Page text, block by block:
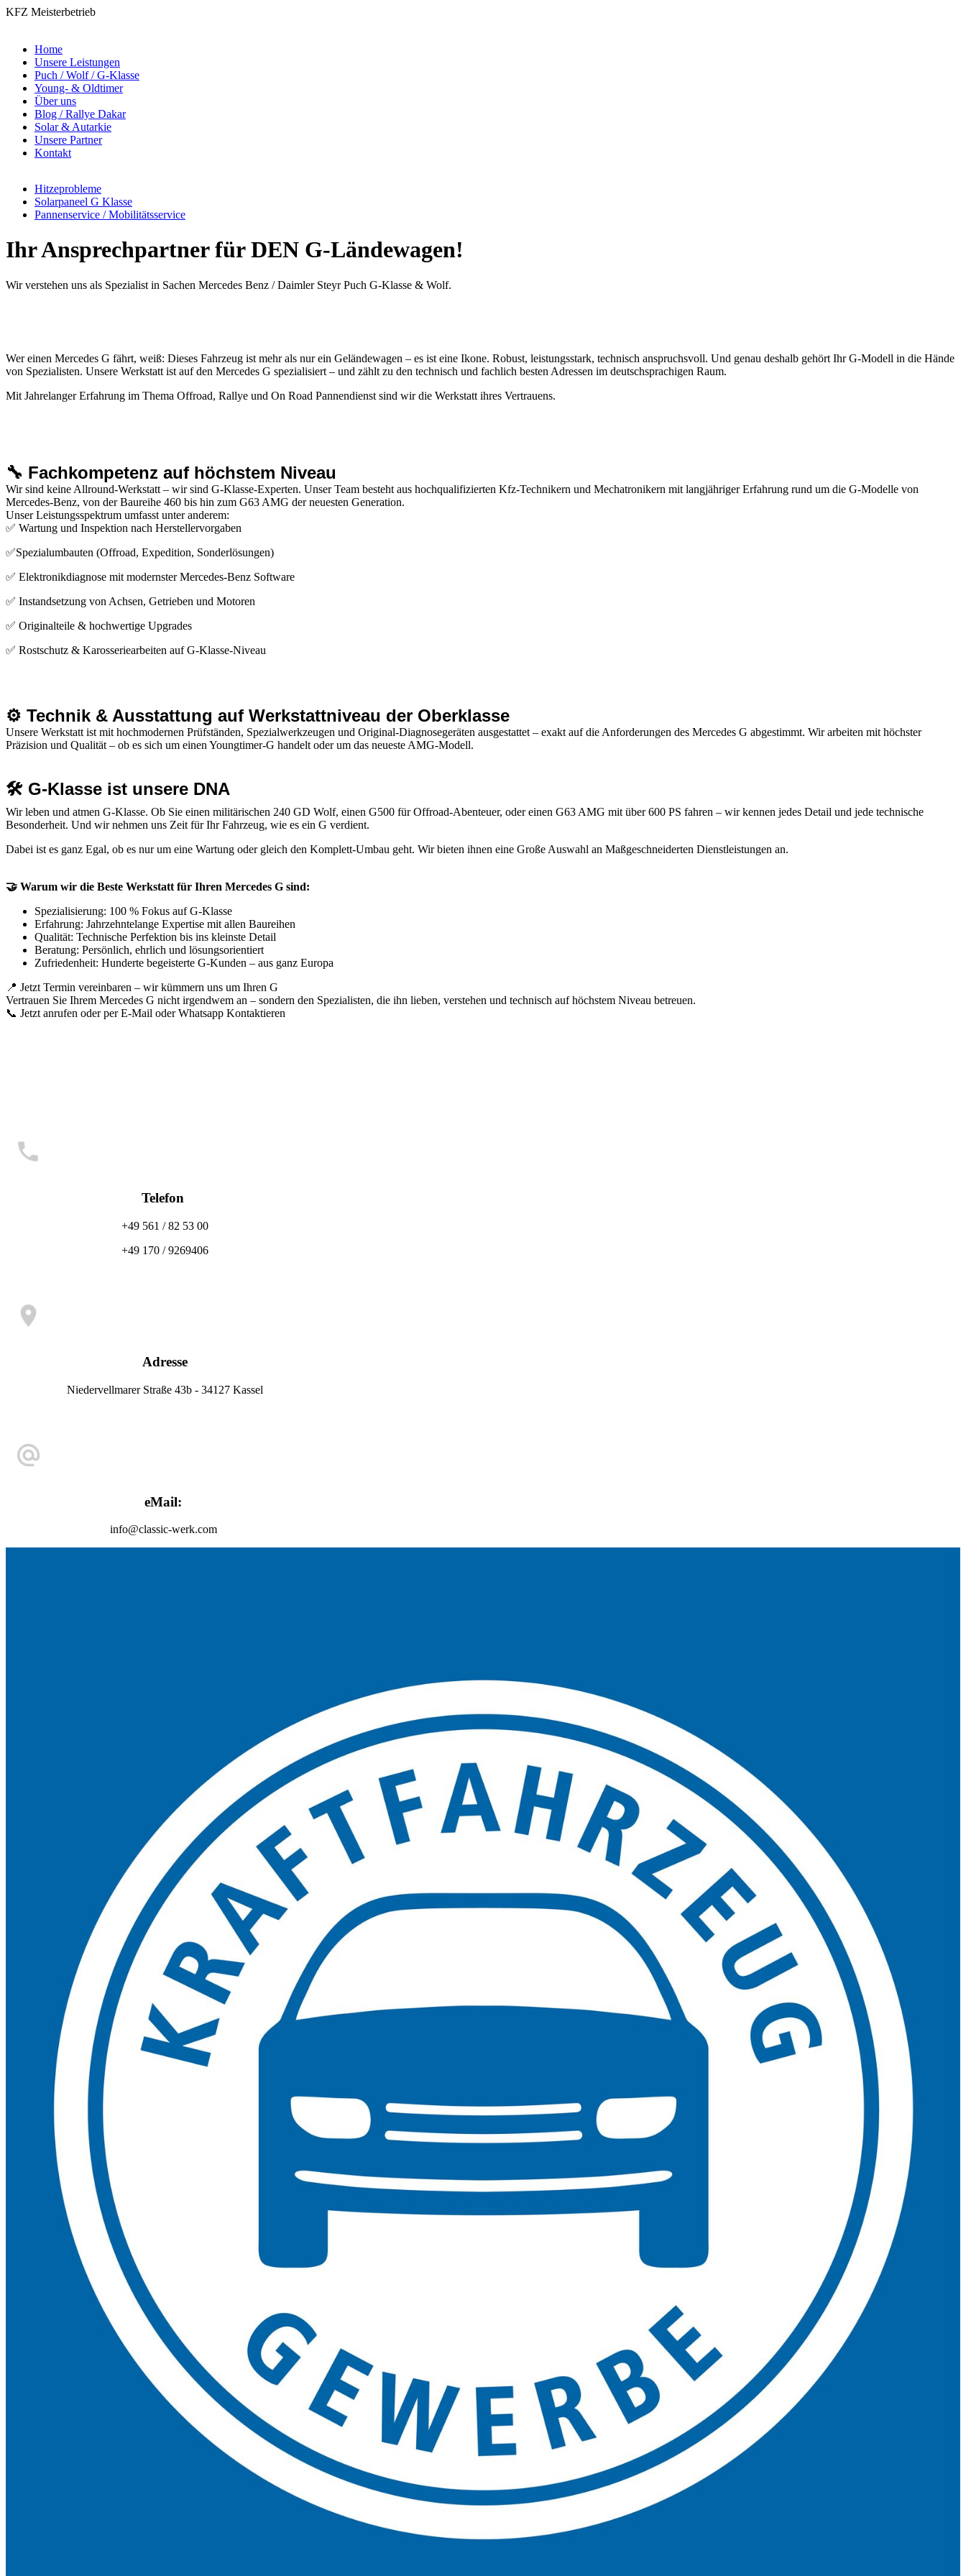
KFZ Meisterbetrieb
Home
Unsere Leistungen
Puch / Wolf / G-Klasse
Young- & Oldtimer
Über uns
Blog / Rallye Dakar
Solar & Autarkie
Unsere Partner
Kontakt
Hitzeprobleme
Solarpaneel G Klasse
Pannenservice / Mobilitätsservice
Ihr Ansprechpartner für DEN G-Ländewagen!
Wir verstehen uns als Spezialist in Sachen Mercedes Benz / Daimler Steyr Puch G-Klasse & Wolf.
Wer einen Mercedes G fährt, weiß: Dieses Fahrzeug ist mehr als nur ein Geländewagen – es ist eine Ikone. Robust, leistungsstark, technisch anspruchsvoll. Und genau deshalb gehört Ihr G-Modell in die Hände
von Spezialisten. Unsere Werkstatt ist auf den Mercedes G spezialisiert – und zählt zu den technisch und fachlich besten Adressen im deutschsprachigen Raum.
Mit Jahrelanger Erfahrung im Thema Offroad, Rallye und On Road Pannendienst sind wir die Werkstatt ihres Vertrauens.
🔧 Fachkompetenz auf höchstem Niveau
Wir sind keine Allround-Werkstatt – wir sind G-Klasse-Experten. Unser Team besteht aus hochqualifizierten Kfz-Technikern und Mechatronikern mit langjähriger Erfahrung rund um die G-Modelle von
Mercedes-Benz, von der Baureihe 460 bis hin zum G63 AMG der neuesten Generation.
Unser Leistungsspektrum umfasst unter anderem:
✅ Wartung und Inspektion nach Herstellervorgaben
✅Spezialumbauten (Offroad, Expedition, Sonderlösungen)
✅ Elektronikdiagnose mit modernster Mercedes-Benz Software
✅ Instandsetzung von Achsen, Getrieben und Motoren
✅ Originalteile & hochwertige Upgrades
✅ Rostschutz & Karosseriearbeiten auf G-Klasse-Niveau
⚙️ Technik & Ausstattung auf Werkstattniveau der Oberklasse
Unsere Werkstatt ist mit hochmodernen Prüfständen, Spezialwerkzeugen und Original-Diagnosegeräten ausgestattet – exakt auf die Anforderungen des Mercedes G abgestimmt. Wir arbeiten mit höchster
Präzision und Qualität – ob es sich um einen Youngtimer-G handelt oder um das neueste AMG-Modell.
🛠️ G-Klasse ist unsere DNA
Wir leben und atmen G-Klasse. Ob Sie einen militärischen 240 GD Wolf, einen G500 für Offroad-Abenteuer, oder einen G63 AMG mit über 600 PS fahren – wir kennen jedes Detail und jede technische
Besonderheit. Und wir nehmen uns Zeit für Ihr Fahrzeug, wie es ein G verdient.
Dabei ist es ganz Egal, ob es nur um eine Wartung oder gleich den Komplett-Umbau geht. Wir bieten ihnen eine Große Auswahl an Maßgeschneiderten Dienstleistungen an.
🤝 Warum wir die Beste Werkstatt für Ihren Mercedes G sind:
Spezialisierung: 100 % Fokus auf G-Klasse
Erfahrung: Jahrzehntelange Expertise mit allen Baureihen
Qualität: Technische Perfektion bis ins kleinste Detail
Beratung: Persönlich, ehrlich und lösungsorientiert
Zufriedenheit: Hunderte begeisterte G-Kunden – aus ganz Europa
📍 Jetzt Termin vereinbaren – wir kümmern uns um Ihren G
Vertrauen Sie Ihrem Mercedes G nicht irgendwem an – sondern den Spezialisten, die ihn lieben, verstehen und technisch auf höchstem Niveau betreuen.
📞 Jetzt anrufen oder per E-Mail oder Whatsapp Kontaktieren
Telefon
+49 561 / 82 53 00
+49 170 / 9269406
Adresse
Niedervellmarer Straße 43b - 34127 Kassel
eMail:
info@classic-werk.com